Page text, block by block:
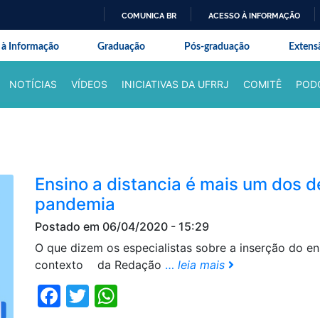
CONTEÚDO
COMUNICA BR ACESSO À INFORMAÇÃO
da Universidade Federal
à Informação Graduação Pós-graduação
NOTÍCIAS VÍDEOS INICIATIVAS DA UFRRJ COMITÊ
Ensino a distancia é mais um dos
pandemia
Postado em 06/04/2020 - 15:29
O que dizem os especialistas sobre a inserção do
contexto da Redação … leia mais
Facebook
Twitter